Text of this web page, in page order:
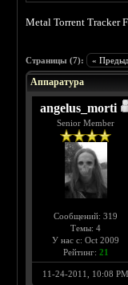
Metal Torrent Tracker
Страницы (7): «
Аппаратура
angelus_morti
Senior Member
Сообщений: 319
Темы: 4
У нас с: Oct 2009
Рейтинг: 21
11-24-2011, 10:08 PM